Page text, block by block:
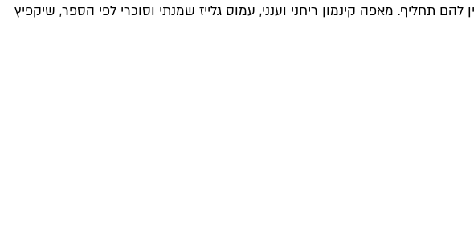
תחליף. מאפה קינמון ריחני וענני, עמוס גלייז שמנתי וסוכרי לפי הספר, שיקפיץ